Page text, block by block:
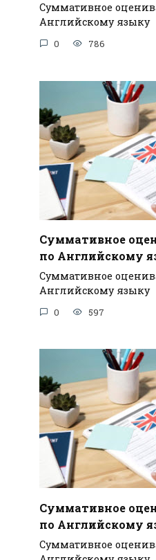
Суммативное
Английскому языку
0 786
Суммативное
по Английскому
Суммативное
Английскому языку
0 597
Суммативное
по Английскому
Суммативное